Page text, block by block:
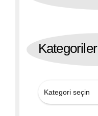
Kategoriler